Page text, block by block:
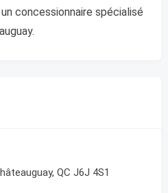
concessionnaire spécialisé
QC J6J 4S1